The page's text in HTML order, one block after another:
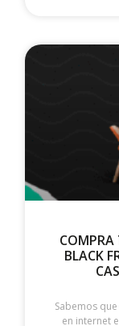
COMPRA
BLACK
Sabemos
en internet